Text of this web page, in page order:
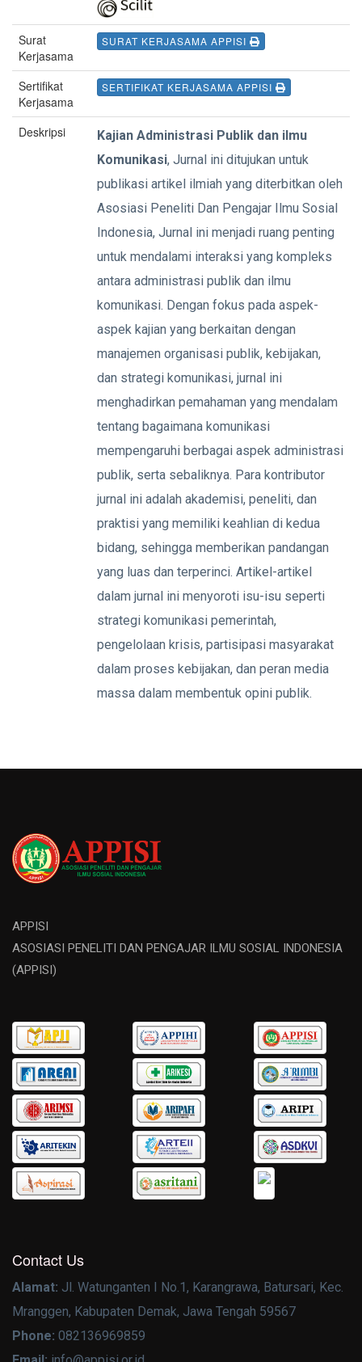
Surat
Kerjasama
SURAT KERJASAMA APPISI
Sertifikat
Kerjasama
SERTIFIKAT KERJASAMA APPISI
Deskripsi
Kajian Administrasi Publik dan ilmu
Komunikasi, Jurnal ini ditujukan untuk
publikasi artikel ilmiah yang diterbitkan oleh
Asosiasi Peneliti Dan Pengajar Ilmu Sosial
Indonesia, Jurnal ini menjadi ruang penting
untuk mendalami interaksi yang kompleks
antara administrasi publik dan ilmu
komunikasi. Dengan fokus pada aspek-
aspek kajian yang berkaitan dengan
manajemen organisasi publik, kebijakan,
dan strategi komunikasi, jurnal ini
menghadirkan pemahaman yang mendalam
tentang bagaimana komunikasi
mempengaruhi berbagai aspek administrasi
publik, serta sebaliknya. Para kontributor
jurnal ini adalah akademisi, peneliti, dan
praktisi yang memiliki keahlian di kedua
bidang, sehingga memberikan pandangan
yang luas dan terperinci. Artikel-artikel
dalam jurnal ini menyoroti isu-isu seperti
strategi komunikasi pemerintah,
pengelolaan krisis, partisipasi masyarakat
dalam proses kebijakan, dan peran media
massa dalam membentuk opini publik.
APPISI
ASOSIASI PENELITI DAN PENGAJAR ILMU SOSIAL INDONESIA
(APPISI)
Contact Us
Alamat: Jl. Watunganten I No.1, Karangrawa, Batursari, Kec.
Mranggen, Kabupaten Demak, Jawa Tengah 59567
Phone: 082136969859